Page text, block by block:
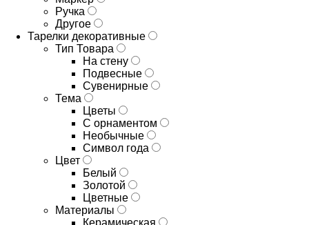
Ручка
Другое
Тарелки декоративные
Тип Товара
На стену
Подвесные
Сувенирные
Тема
Цветы
С орнаментом
Необычные
Символ года
Цвет
Белый
Золотой
Цветные
Материалы
Керамическая